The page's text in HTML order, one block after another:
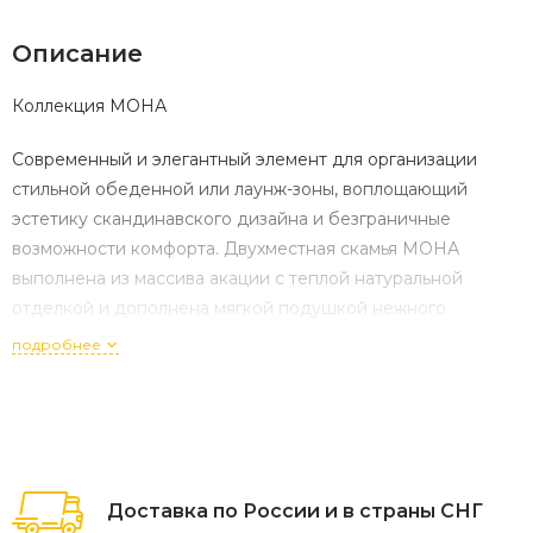
Описание
Коллекция МОНА
Современный и элегантный элемент для организации
стильной обеденной или лаунж-зоны, воплощающий
эстетику скандинавского дизайна и безграничные
возможности комфорта. Двухместная скамья МОНА
выполнена из массива акации с теплой натуральной
отделкой и дополнена мягкой подушкой нежного
бежевого оттенка, создавая идеальное решение для тех,
Артикул: 35116
подробнее
Доставка по России и в страны СНГ